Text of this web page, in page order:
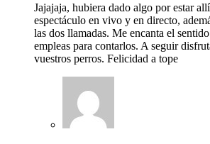
Jajajaja, hubiera dado algo por estar
espectáculo en vivo y en directo,
las dos llamadas. Me encanta el
empleas para contarlos. A seguir
vuestros perros. Felicidad a tope